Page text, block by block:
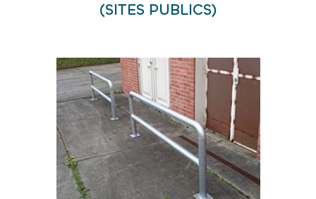
(SITES PUBLICS)